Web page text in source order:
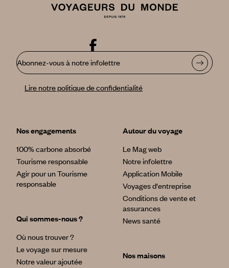
Abonnez-vous à notre infolettre
Lire notre politique de confidentialité
Nos engagements
100% carbone absorbé
Tourisme responsable
Agir pour un Tourisme
responsable
Qui sommes-nous ?
Où nous trouver ?
Le voyage sur mesure
Notre valeur ajoutée
Autour du voyage
Le Mag web
Notre infolettre
Application Mobile
Voyages d'entreprise
Conditions de vente et
assurances
News santé
Nos maisons